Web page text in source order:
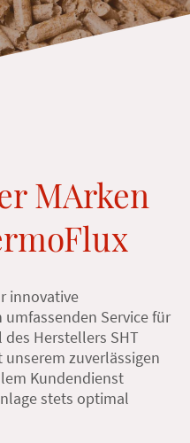
MArken
innovative
Service für
Herstellers SHT
zuverlässigen
Kundendienst
stets optimal